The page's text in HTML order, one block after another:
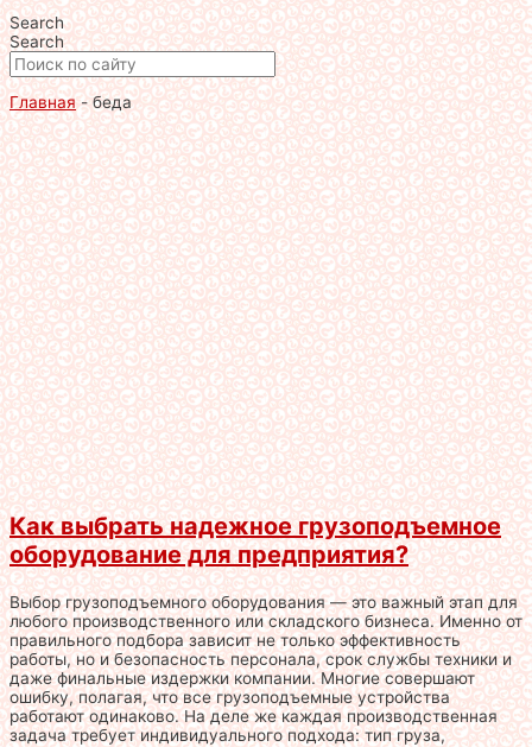
Search
Search
Главная-беда
Как выбрать надежное грузоподъемное
оборудование для предприятия?
Выбор грузоподъемного оборудования — это важный этап для
любого производственного или складского бизнеса. Именно от
правильного подбора зависит не только эффективность
работы, но и безопасность персонала, срок службы техники и
даже финальные издержки компании. Многие совершают
ошибку, полагая, что все грузоподъемные устройства
работают одинаково. На деле же каждая производственная
задача требует индивидуального подхода: тип груза,